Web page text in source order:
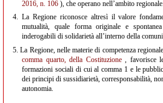
2016, n. 106 ), che operano nell’ambito regionale.
4. La Regione riconosce altresì il valore
mutualità, quale forma originale e
inderogabili di solidarietà all’interno della
5.La Regione, nelle materie di competenza
comma quarto, della Costituzione, favorisce
formazioni sociali di cui al comma 1 e le
dei principi di sussidiarietà, corresponsabilità,
autonomia.